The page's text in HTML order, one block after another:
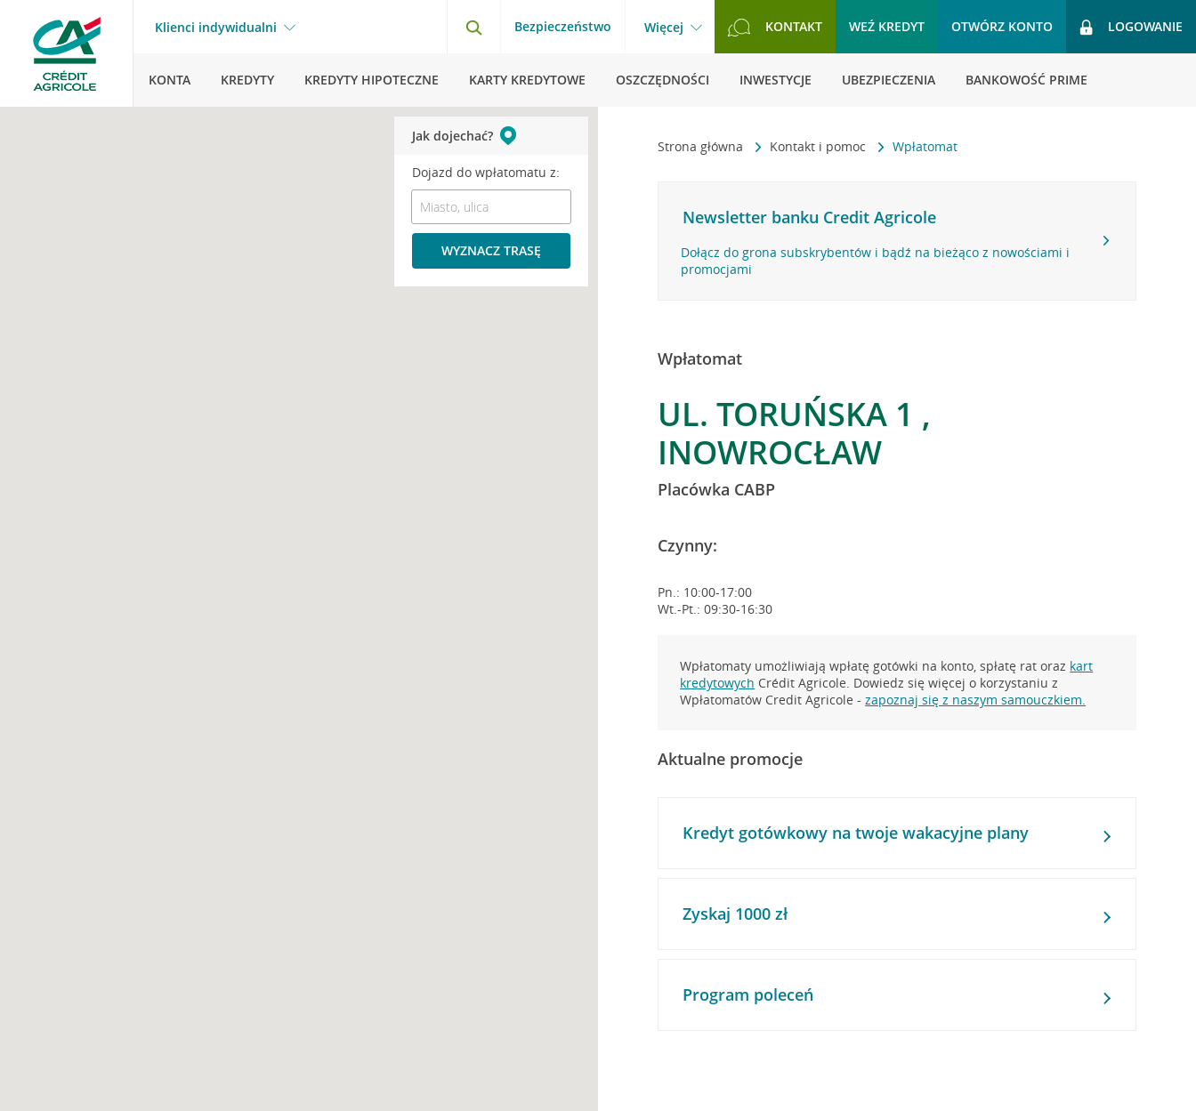
Klienci indywidualni Bezpieczeństwo Więcej KONTAKT WEŹ KREDYT OTWÓRZ KONTO LOGOWANIE
KONTA KREDYTY KREDYTY HIPOTECZNE KARTY KREDYTOWE OSZCZĘDNOŚCI INWESTYCJE UBEZPIECZENIA BANKOWOŚĆ PRIME
Strona główna Kontakt i pomoc Wpłatomat
Newsletter banku Credit Agricole
Dołącz do grona subskrybentów i bądź na bieżąco z nowościami i
promocjami
Wpłatomat
UL. TORUŃSKA 1 ,
INOWROCŁAW
Placówka CABP
Czynny:
Pn.: 10:00-17:00
Wt.-Pt.: 09:30-16:30
Wpłatomaty umożliwiają wpłatę gotówki na konto, spłatę rat oraz kart
kredytowych Crédit Agricole. Dowiedz się więcej o korzystaniu z
Wpłatomatów Credit Agricole -zapoznaj się z naszym samouczkiem.
Aktualne promocje
Kredyt gotówkowy na twoje wakacyjne plany
Zyskaj 1000 zł
Program poleceń
Jak dojechać?
Dojazd do wpłatomatu z:
WYZNACZ TRASĘ